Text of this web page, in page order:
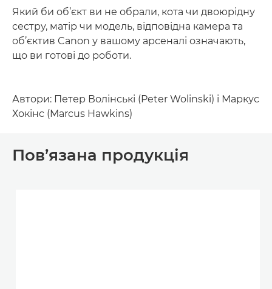
Який би об’єкт ви не обрали, кота чи двоюрідну
сестру, матір чи модель, відповідна камера та
об’єктив Canon у вашому арсеналі означають,
що ви готові до роботи.
Автори: Петер Волінські (Peter Wolinski) і Маркус
Хокінс (Marcus Hawkins)
Пов’язана продукція